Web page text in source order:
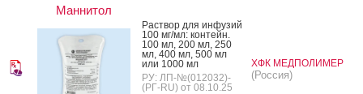
Маннитол
Рас­твор для ин­фу­зий
100 мг/мл: кон­тейн.
100 мл, 200 мл, 250
мл, 400 мл, 500 мл
или 1000 мл
РУ: ЛП-№(012032)-
(РГ-RU) от 08.10.25
ХФК МЕДПОЛИМЕР
(Россия)